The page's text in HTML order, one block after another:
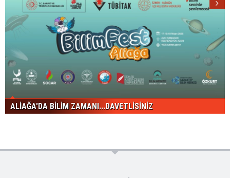
ALİAĞA'DA BİLİM ZAMANI...DAVETLİSİNİZ